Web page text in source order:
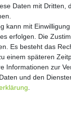
** Hierbei
Widerrufs­formular
AGB
Daten mit Dritten,
kann mit
erfolgen. Die
Es besteht das
einem späteren
Informationen zur
und den
| Alle
für Industrie,